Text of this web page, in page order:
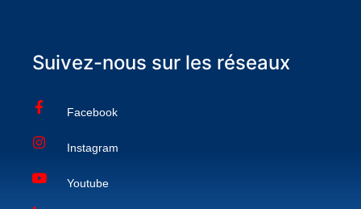
Suivez-nous sur les réseaux
Facebook
Instagram
Youtube